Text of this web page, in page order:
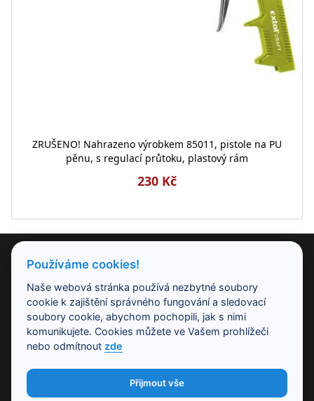
ZRUŠENO! Nahrazeno výrobkem 85011, pistole na PU
pěnu, s regulací průtoku, plastový rám
230 Kč
PRODUKTY
NAŠE SPOLEČNOST
PRACOVNÍ DOBA
Používáme cookies!
Naše webová stránka používá nezbytné soubory
cookie k zajištění správného fungování a sledovací
soubory cookie, abychom pochopili, jak s nimi
komunikujete. Cookies můžete ve Vašem prohlížeči
nebo odmítnout zde
Přijmout vše